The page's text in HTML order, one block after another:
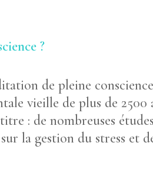
?
de pleine
vieille de plus de
: de nombreuses
la gestion du stress et